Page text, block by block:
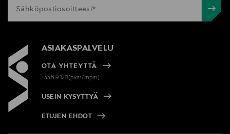
ASIAKASPALVELU
OTA YHTEYTTÄ
+358 9 1211(pvm/mpm)
USEIN KYSYTTYÄ
ETUJEN EHDOT